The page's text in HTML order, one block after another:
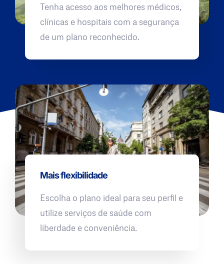
Tenha acesso aos melhores médicos,
clínicas e hospitais com a segurança
de um plano reconhecido.
Mais flexibilidade
Escolha o plano ideal para seu perfil e
utilize serviços de saúde com
liberdade e conveniência.